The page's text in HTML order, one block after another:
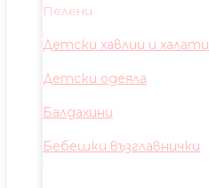
Пелени
Детски хавлии и халати
Детски одеяла
Балдахини
Бебешки възглавнички